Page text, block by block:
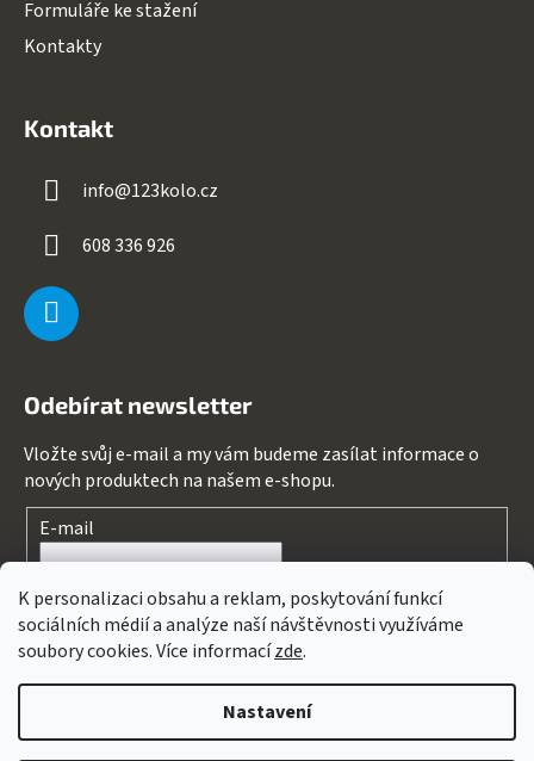
K personalizaci obsahu a reklam, poskytování funkcí
sociálních médií a analýze naší návštěvnosti využíváme
soubory cookies. Více informacízde.
Nastavení
Formuláře ke stažení
Kontakty
Kontakt
info@123kolo.cz
608 336 926
Odebírat newsletter
Vložte svůj e-mail a my vám budeme zasílat informace o
nových produktech na našem e-shopu.
E-mail
Souhlasím spodmínkami ochrany osobních údajů
PŘIHLÁSIT SE